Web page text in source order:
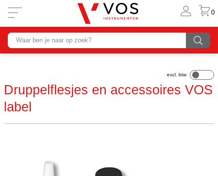
0
Druppelflesjes en accessoires VOS
label